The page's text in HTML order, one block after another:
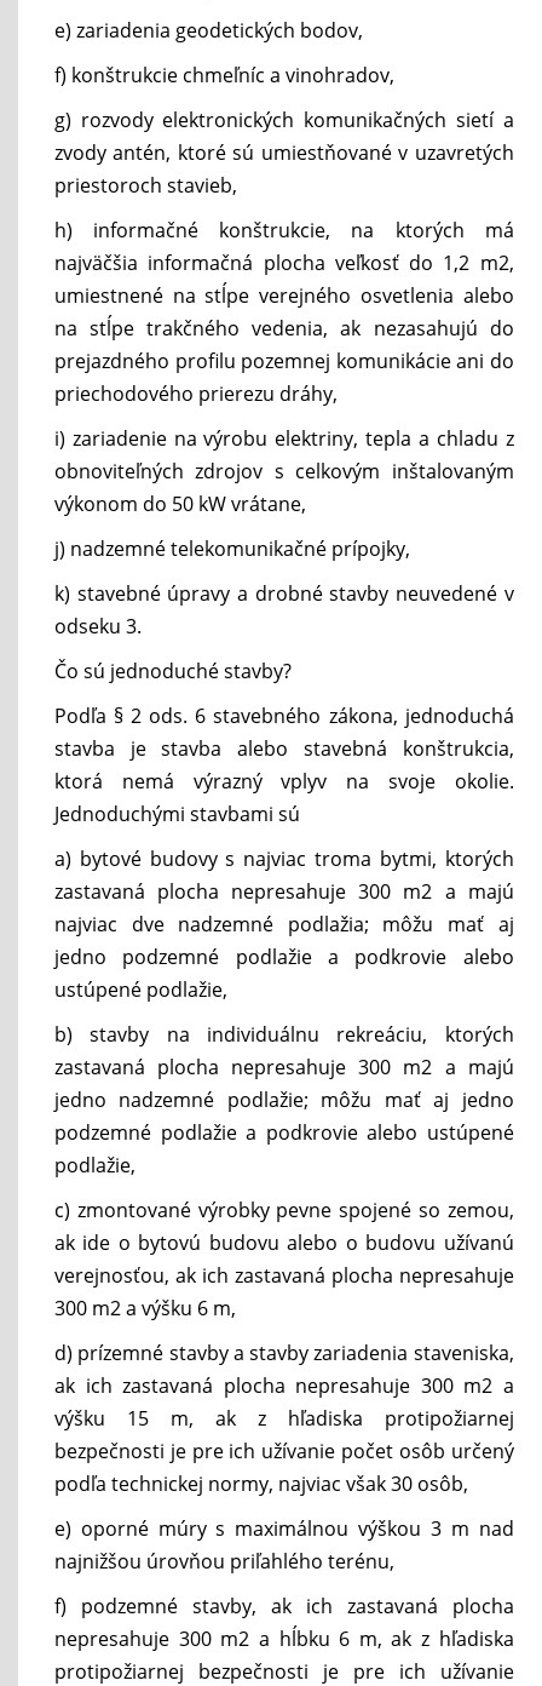
e) zariadenia geodetických bodov,
f) konštrukcie chmeľníc a vinohradov,
g) rozvody elektronických komunikačných sietí a
zvody antén, ktoré sú umiestňované v uzavretých
priestoroch stavieb,
h) informačné konštrukcie, na ktorých má
najväčšia informačná plocha veľkosť do 1,2 m2,
umiestnené na stĺpe verejného osvetlenia alebo
na stĺpe trakčného vedenia, ak nezasahujú do
prejazdného profilu pozemnej komunikácie ani do
priechodového prierezu dráhy,
i) zariadenie na výrobu elektriny, tepla a chladu z
obnoviteľných zdrojov s celkovým inštalovaným
výkonom do 50 kW vrátane,
j) nadzemné telekomunikačné prípojky,
k) stavebné úpravy a drobné stavby neuvedené v
odseku 3.
Čo sú jednoduché stavby?
Podľa § 2 ods. 6 stavebného zákona, jednoduchá
stavba je stavba alebo stavebná konštrukcia,
ktorá nemá výrazný vplyv na svoje okolie.
Jednoduchými stavbami sú
a) bytové budovy s najviac troma bytmi, ktorých
zastavaná plocha nepresahuje 300 m2 a majú
najviac dve nadzemné podlažia; môžu mať aj
jedno podzemné podlažie a podkrovie alebo
ustúpené podlažie,
b) stavby na individuálnu rekreáciu, ktorých
zastavaná plocha nepresahuje 300 m2 a majú
jedno nadzemné podlažie; môžu mať aj jedno
podzemné podlažie a podkrovie alebo ustúpené
podlažie,
c) zmontované výrobky pevne spojené so zemou,
ak ide o bytovú budovu alebo o budovu užívanú
verejnosťou, ak ich zastavaná plocha nepresahuje
300 m2 a výšku 6 m,
d) prízemné stavby a stavby zariadenia staveniska,
ak ich zastavaná plocha nepresahuje 300 m2 a
výšku 15 m, ak z hľadiska protipožiarnej
bezpečnosti je pre ich užívanie počet osôb určený
podľa technickej normy, najviac však 30 osôb,
e) oporné múry s maximálnou výškou 3 m nad
najnižšou úrovňou priľahlého terénu,
f) podzemné stavby, ak ich zastavaná plocha
nepresahuje 300 m2 a hĺbku 6 m, ak z hľadiska
protipožiarnej bezpečnosti je pre ich užívanie